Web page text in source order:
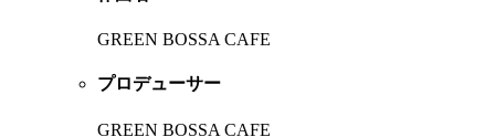
GREEN BOSSA CAFE
プロデューサー
GREEN BOSSA CAFE